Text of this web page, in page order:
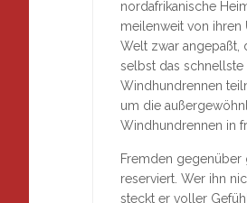
nordafrikanische
meilenweit von ihren
Welt zwar angepaßt,
selbst das
Windhundrennen
um die
Windhundrennen in
Fremden gegenüber
reserviert. Wer ihn
steckt er voller